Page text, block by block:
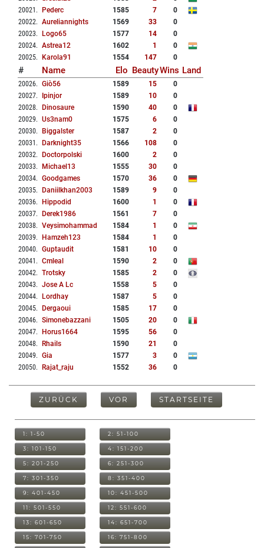
20021 . Pederc 1585 7
0
20022. Aureliannights 1569 33
0
20023. Logo65 1577 14
0
20024. Astrea12 1602 1
0
20025. Karola91 1554 147 0
# Name Elo BeautyWins Land
20026. Giò56 1589 15
0
20027. Ipinjor 1589 10
0
20028. Dinosaure 1590 40
0
20029. Us3nam0 1575 6
0
20030. Biggalster 1587 2
0
20031 . Darknight35 1566 108
0
20032. Doctorpolski 1600 2
0
20033. Michael13 1555 30
0
20034. Goodgames 1570 36
0
20035. Daniilkhan2003 1589 9
0
20036. Hippodid 1600 1
0
20037. Derek1986 1561 7
0
20038. Veysimohammad 1584 1
0
20039. Hamzeh123 1584 1
0
20040. Guptaudit 1581 10
0
20041 . Cmleal 1590 2
0
20042. Trotsky 1585 2
0
20043. Jose A Lc 1558 5
0
20044. Lordhay 1587 5
0
20045. Dergaoui 1585 17
0
20046. Simonebazzani 1505 20
0
20047. Horus1664 1595 56
0
20048. Rhails 1590 21
0
20049. Gia 1577 3
0
20050. Rajat_raju 1552 36 0
ZURÜCK VOR STARTSEITE
1: 1-50 2: 51-100
3: 101-150 4: 151-200
5: 201-250 6: 251-300
7: 301-350 8: 351-400
9: 401-450 10: 451-500
11: 501-550 12: 551-600
13: 601-650 14: 651-700
15: 701-750 16: 751-800